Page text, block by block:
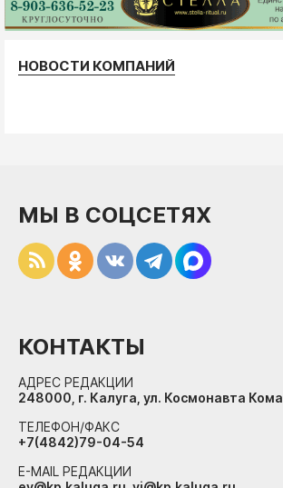
НОВОСТИ КОМПАНИЙ
МЫ В СОЦСЕТЯХ
КОНТАКТЫ
АДРЕС РЕДАКЦИИ
248000, г. Калуга, ул. Космонавта
ТЕЛЕФОН/ФАКС
+7(4842)79-04-54
E-MAIL РЕДАКЦИИ